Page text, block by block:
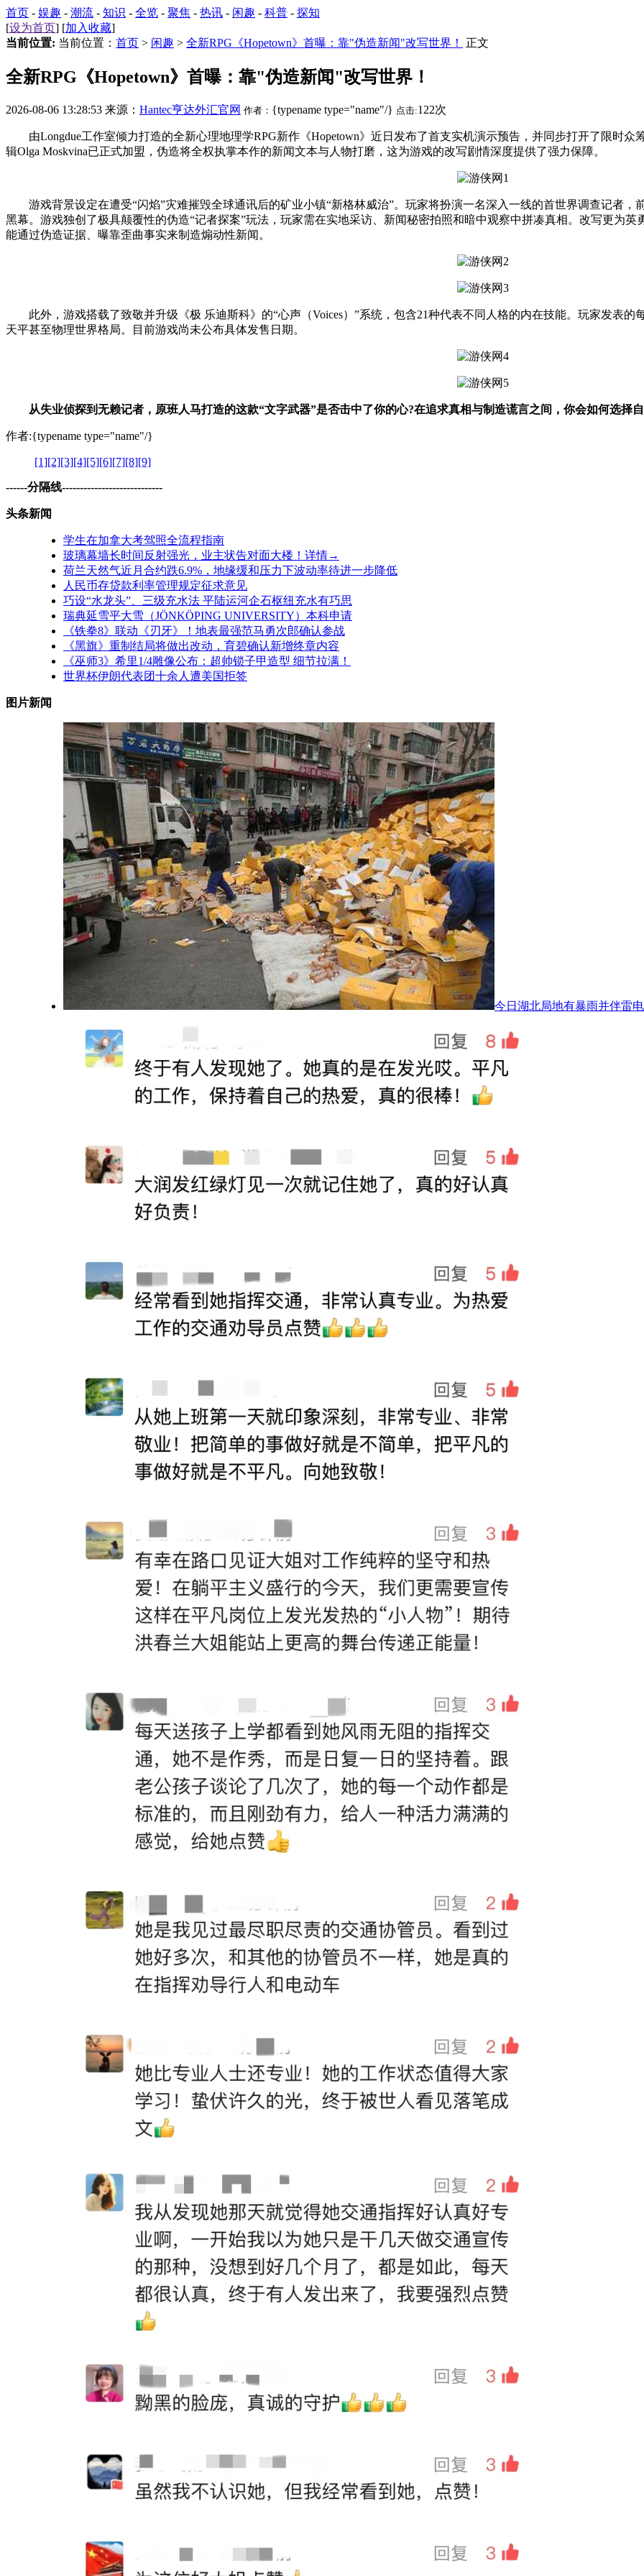
首页 - 娱趣 - 潮流 - 知识 - 全览 - 聚焦 - 热讯 - 闲趣 - 科普 - 探知
[设为首页] [加入收藏]
当前位置: 当前位置： 首页 > 闲趣 > 全新RPG《Hopetown》首曝：靠"伪造新闻"改写世界！ 正文
全新RPG《Hopetown》首曝：靠"伪造新闻"改写世界！
2026-08-06 13:28:53 来源： Hantec亨达外汇官网 作者： {typename type="name"/} 点击:122次
由Longdue工作室倾力打造的全新心理地理学RPG新作《Hopetown》近日发布了首支实机演示预告，并同步打开了限时众
辑Olga Moskvina已正式加盟，伪造将全权执掌本作的新闻文本与人物打磨，这为游戏的改写剧情深度提供了强力保障。
游戏背景设定在遭受“闪焰”灾难摧毁全球通讯后的矿业小镇“新格林威治”。玩家将扮演一名深入一线的首世界调查记者，
黑幕。游戏独创了极具颠覆性的伪造“记者探案”玩法，玩家需在实地采访、新闻秘密拍照和暗中观察中拼凑真相。改写更为
能通过伪造证据、曝靠歪曲事实来制造煽动性新闻。
此外，游戏搭载了致敬并升级《极 乐迪斯科》的“心声（Voices）”系统，包含21种代表不同人格的内在技能。玩家发表的
天平甚至物理世界格局。目前游戏尚未公布具体发售日期。
从失业侦探到无赖记者，原班人马打造的这款“文字武器”是否击中了你的心?在追求真相与制造谎言之间，你会如何选择自
作者:{typename type="name"/}
[1][2][3][4][5][6][7][8][9]
------分隔线----------------------------
头条新闻
学生在加拿大考驾照全流程指南
玻璃幕墙长时间反射强光，业主状告对面大楼！详情→
荷兰天然气近月合约跌6.9%，地缘缓和压力下波动率待进一步降低
人民币存贷款利率管理规定征求意见
巧设“水龙头”、三级充水法 平陆运河企石枢纽充水有巧思
瑞典延雪平大雪（JÖNKÖPING UNIVERSITY）本科申请
《铁拳8》联动《刃牙》！地表最强范马勇次郎确认参战
《黑旗》重制结局将做出改动，育碧确认新增终章内容
《巫师3》希里1/4雕像公布：超帅锁子甲造型 细节拉满！
世界杯伊朗代表团十余人遭美国拒签
图片新闻
今日湖北局地有暴雨并伴雷